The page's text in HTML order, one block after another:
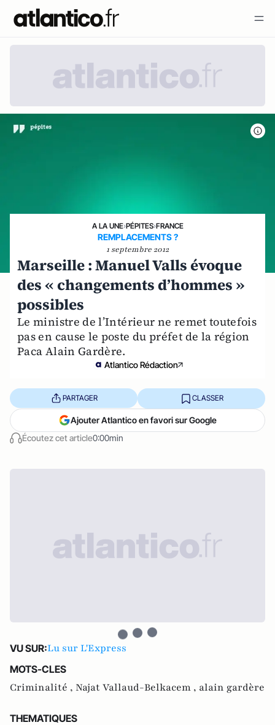
A LA UNE›PÉPITES›FRANCE
REMPLACEMENTS ?
1 septembre 2012
Marseille : Manuel Valls évoque
des « changements d’hommes »
possibles
Le ministre de l’Intérieur ne remet toutefois
pas en cause le poste du préfet de la région
Paca Alain Gardère.
Atlantico Rédaction
Écoutez cet article0:00min
PARTAGER CLASSER
Ajouter Atlantico en favori sur Google
VU SUR:Lu sur L'Express
MOTS-CLES
Criminalité , Najat Vallaud-Belkacem , alain gardère
THEMATIQUES